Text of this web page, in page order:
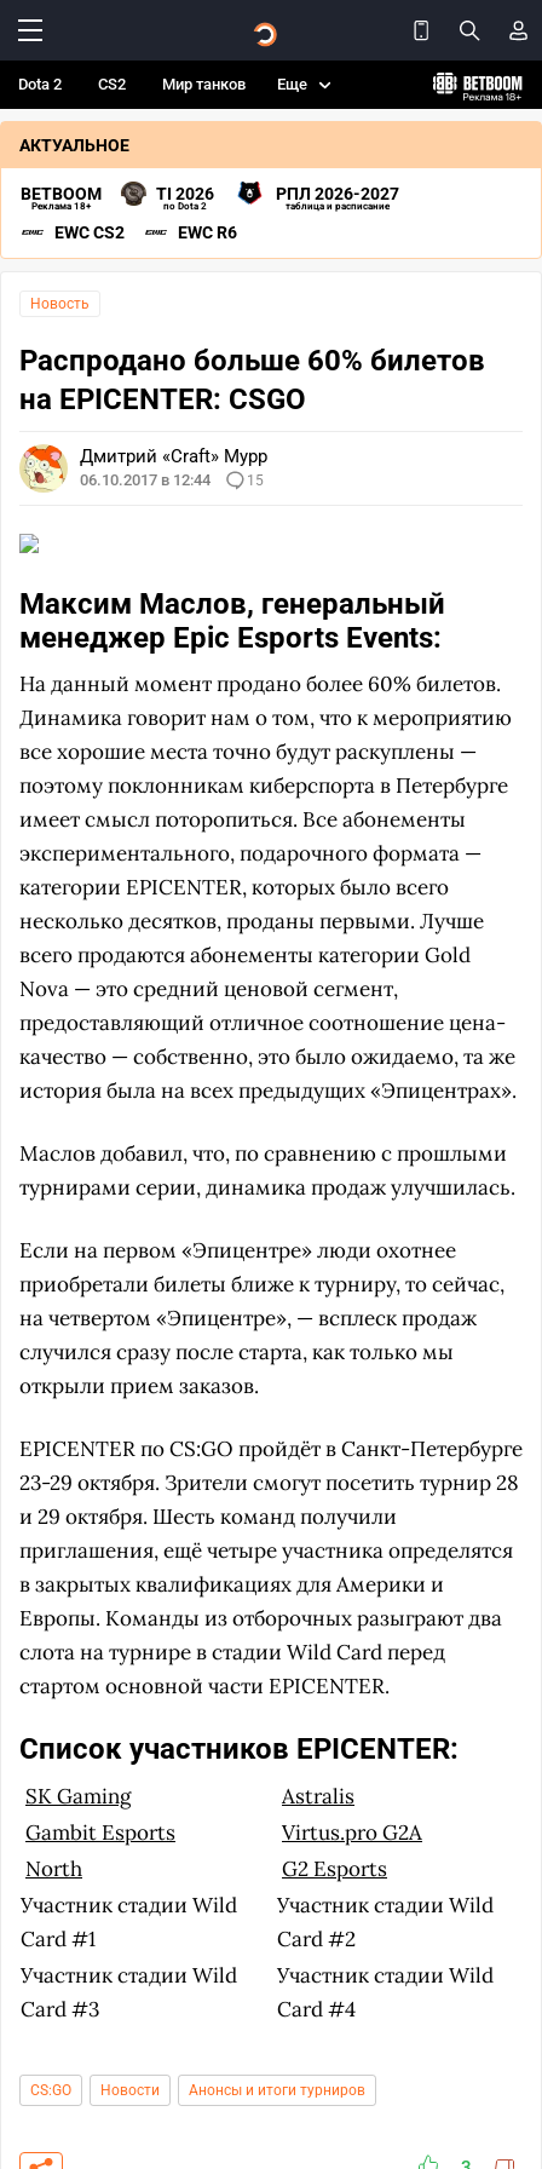
Dota 2 CS2 Мир танков Еще
АКТУАЛЬНОЕ
BETBOOM
Реклама 18+
TI 2026
по Dota 2
РПЛ 2026-2027
таблица и расписание
EWC CS2 EWC R6
Новость
Распродано больше 60% билетов
на EPICENTER: CSGO
Дмитрий «Craft» Мурр
06.10.2017 в 12:44 15
Максим Маслов, генеральный
менеджер Epic Esports Events:
На данный момент продано более 60% билетов.
Динамика говорит нам о том, что к мероприятию
все хорошие места точно будут раскуплены —
поэтому поклонникам киберспорта в Петербурге
имеет смысл поторопиться. Все абонементы
экспериментального, подарочного формата —
категории EPICENTER, которых было всего
несколько десятков, проданы первыми. Лучше
всего продаются абонементы категории Gold
Nova — это средний ценовой сегмент,
предоставляющий отличное соотношение цена-
качество — собственно, это было ожидаемо, та же
история была на всех предыдущих «Эпицентрах».
Маслов добавил, что, по сравнению с прошлыми
турнирами серии, динамика продаж улучшилась.
Если на первом «Эпицентре» люди охотнее
приобретали билеты ближе к турниру, то сейчас,
на четвертом «Эпицентре», — всплеск продаж
случился сразу после старта, как только мы
открыли прием заказов.
EPICENTER по CS:GO пройдёт в Санкт-Петербурге
23-29 октября. Зрители смогут посетить турнир 28
и 29 октября. Шесть команд получили
приглашения, ещё четыре участника определятся
в закрытых квалификациях для Америки и
Европы. Команды из отборочных разыграют два
слота на турнире в стадии Wild Card перед
стартом основной части EPICENTER.
Список участников EPICENTER:
SK Gaming
Astralis
Gambit Esports
Virtus.pro G2A
North
G2 Esports
Участник стадии Wild
Card #1
Участник стадии Wild
Card #2
Участник стадии Wild
Card #3
Участник стадии Wild
Card #4
CS:GO Новости Анонсы и итоги турниров